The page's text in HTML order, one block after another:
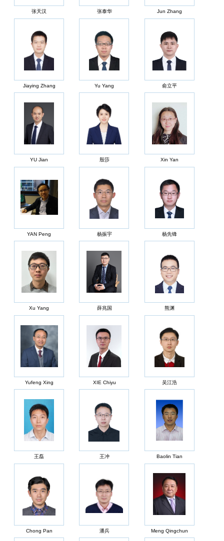
张天汉 张泰华 Jun Zhang
Jiaying Zhang Yu Yang 俞立平
YU Jian 殷莎 Xin Yan
YAN Peng 杨振宇 杨先锋
Xu Yang 薛兆国 熊渊
Yufeng Xing XIE Chiyu 吴江浩
王磊 王冲 Baolin Tian
Chong Pan 潘兵 Meng Qingchun